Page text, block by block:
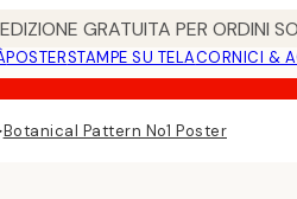
GRATUITA PER ORDINI
POSTERSTAMPE SU TELACORNICI &
Botanical Pattern No1 Poster